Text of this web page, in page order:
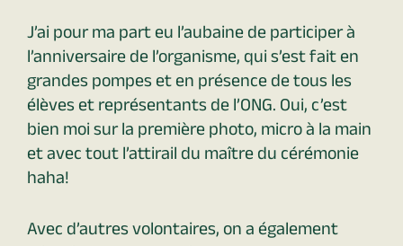
J’ai pour ma part eu l’aubaine de participer à
l’anniversaire de l’organisme, qui s’est fait en
grandes pompes et en présence de tous les
élèves et représentants de l’ONG. Oui, c’est
bien moi sur la première photo, micro à la main
et avec tout l’attirail du maître du cérémonie
haha!
Avec d’autres volontaires, on a également